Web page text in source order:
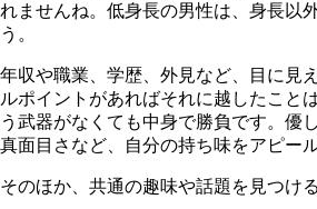
れませんね。低身長の男性は、身長以
う。
年収や職業、学歴、外見など、目に見
ルポイントがあればそれに越したこと
う武器がなくても中身で勝負です。優
真面目さなど、自分の持ち味をアピー
そのほか、共通の趣味や話題を見つけ